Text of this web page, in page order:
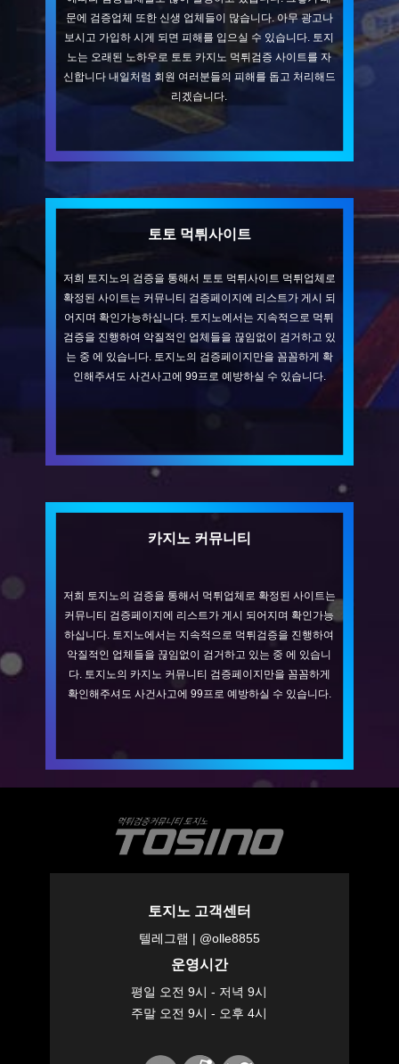
문에 검증업체 또한 신생 업체들이 많습니다. 아무 광고나
보시고 가입하 시게 되면 피해를 입으실 수 있습니다. 토지
노는 오래된 노하우로 토토 카지노 먹튀검증 사이트를 자
신합니다 내일처럼 회원 여러분들의 피해를 돕고 처리해드
리겠습니다.
토토 먹튀사이트
저희 토지노의 검증을 통해서 토토 먹튀사이트 먹튀업체로
확정된 사이트는 커뮤니티 검증페이지에 리스트가 게시 되
어지며 확인가능하십니다. 토지노에서는 지속적으로 먹튀
검증을 진행하여 악질적인 업체들을 끊임없이 검거하고 있
는 중 에 있습니다. 토지노의 검증페이지만을 꼼꼼하게 확
인해주셔도 사건사고에 99프로 예방하실 수 있습니다.
카지노 커뮤니티
저희 토지노의 검증을 통해서 먹튀업체로 확정된 사이트는
커뮤니티 검증페이지에 리스트가 게시 되어지며 확인가능
하십니다. 토지노에서는 지속적으로 먹튀검증을 진행하여
악질적인 업체들을 끊임없이 검거하고 있는 중 에 있습니
다. 토지노의 카지노 커뮤니티 검증페이지만을 꼼꼼하게
확인해주셔도 사건사고에 99프로 예방하실 수 있습니다.
토지노 고객센터
텔레그램 | @olle8855
운영시간
평일 오전 9시 - 저녁 9시
주말 오전 9시 - 오후 4시